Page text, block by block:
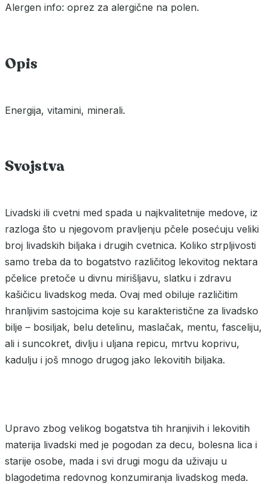
Alergen info: oprez za alergične na polen.
Opis
Energija, vitamini, minerali.
Svojstva
Livadski ili cvetni med spada u najkvalitetnije medove, iz
razloga što u njegovom pravljenju pčele posećuju veliki
broj livadskih biljaka i drugih cvetnica. Koliko strpljivosti
samo treba da to bogatstvo različitog lekovitog nektara
pčelice pretoče u divnu mirišljavu, slatku i zdravu
kašičicu livadskog meda. Ovaj med obiluje različitim
hranljivim sastojcima koje su karakteristične za livadsko
bilje – bosiljak, belu detelinu, maslačak, mentu, fasceliju,
ali i suncokret, divlju i uljana repicu, mrtvu koprivu,
kadulju i još mnogo drugog jako lekovitih biljaka.
Upravo zbog velikog bogatstva tih hranjivih i lekovitih
materija livadski med je pogodan za decu, bolesna lica i
starije osobe, mada i svi drugi mogu da uživaju u
blagodetima redovnog konzumiranja livadskog meda.